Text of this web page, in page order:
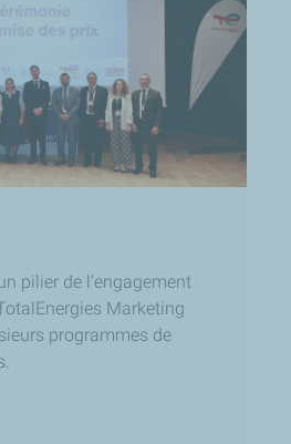
pilier de l’engagement
Marketing
programmes de